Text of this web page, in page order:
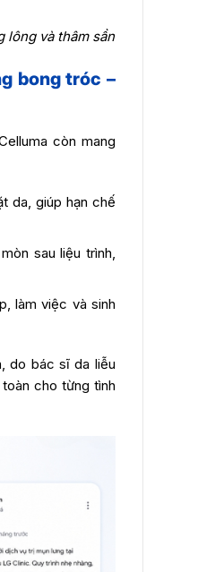
lông và thâm sần
bong tróc –
còn mang
da, giúp hạn chế
sau liệu trình,
làm việc và sinh
do bác sĩ da liễu
cho từng tình